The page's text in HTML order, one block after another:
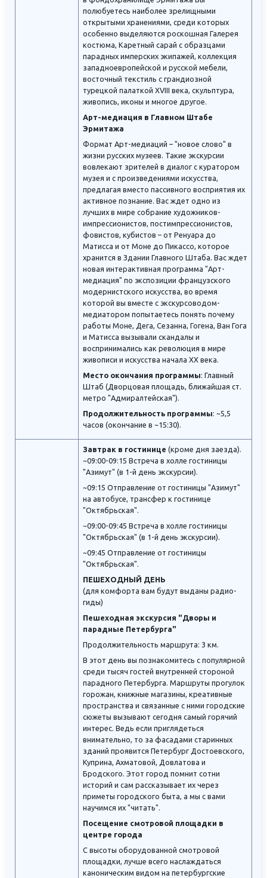
полюбуетесь наиболее зрелищными
открытыми хранениями, среди которых
особенно выделяются роскошная Галерея
костюма, Каретный сарай с образцами
парадных имперских экипажей, коллекция
западноевропейской и русской мебели,
восточный текстиль с грандиозной
турецкой палаткой XVIII века, скульптура,
живопись, иконы и многое другое.
Арт-медиация в Главном Штабе
Эрмитажа
Формат Арт-медиаций – "новое слово" в
жизни русских музеев. Такие экскурсии
вовлекают зрителей в диалог с куратором
музея и с произведениями искусства,
предлагая вместо пассивного восприятия их
активное познание. Вас ждет одно из
лучших в мире собрание художников-
импрессионистов, постимпрессионистов,
фовистов, кубистов – от Ренуара до
Матисса и от Моне до Пикассо, которое
хранится в Здании Главного Штаба. Вас ждет
новая интерактивная программа "Арт-
медиация" по экспозиции французского
модернистского искусства, во время
которой вы вместе с экскурсоводом-
медиатором попытаетесь понять почему
работы Моне, Дега, Сезанна, Гогена, Ван Гога
и Матисса вызывали скандалы и
воспринимались как революция в мире
живописи и искусства начала XX века.
Место окончания программы: Главный
Штаб (Дворцовая площадь, ближайшая ст.
метро "Адмиралтейская").
Продолжительность программы: ~5,5
часов (окончание в ~15:30).
Завтрак в гостинице (кроме дня заезда).
~09:00-09:15 Встреча в холле гостиницы
"Азимут" (в 1-й день экскурсии).
~09:15 Отправление от гостиницы "Азимут"
на автобусе, трансфер к гостинице
"Октябрьская".
~09:00-09:45 Встреча в холле гостиницы
"Октябрьская" (в 1-й день экскурсии).
~09:45 Отправление от гостиницы
"Октябрьская".
ПЕШЕХОДНЫЙ ДЕНЬ
(для комфорта вам будут выданы радио-
гиды)
Пешеходная экскурсия "Дворы и
парадные Петербурга"
Продолжительность маршрута: 3 км.
В этот день вы познакомитесь с популярной
среди тысяч гостей внутренней стороной
парадного Петербурга. Маршруты прогулок
горожан, книжные магазины, креативные
пространства и связанные с ними городские
сюжеты вызывают сегодня самый горячий
интерес. Ведь если приглядеться
внимательно, то за фасадами старинных
зданий проявится Петербург Достоевского,
Куприна, Ахматовой, Довлатова и
Бродского. Этот город помнит сотни
историй и сам рассказывает их через
приметы городского быта, а мы с вами
научимся их "читать".
Посещение смотровой площадки в
центре города
С высоты оборудованной смотровой
площадки, лучше всего наслаждаться
каноническим видом на петербургские